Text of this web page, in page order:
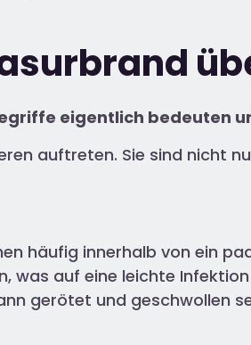
eigentlich bedeuten
auftreten. Sie sind nicht
häufig innerhalb von ein
was auf eine leichte
gerötet und geschwollen